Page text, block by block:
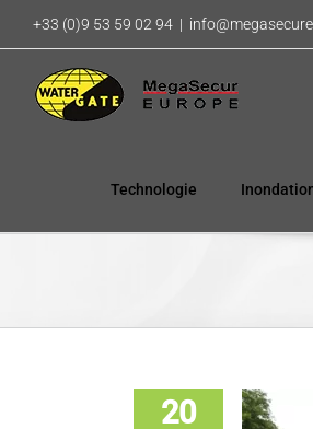
+33 (0)9 53 59 02 94 |
Technologie
20